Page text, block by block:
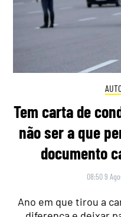
Tem carta de
não ser a que
documento
08:50 9
Ano em que tirou a